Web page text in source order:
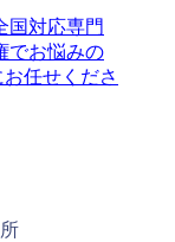
国対応専門
でお悩みの
任せくださ